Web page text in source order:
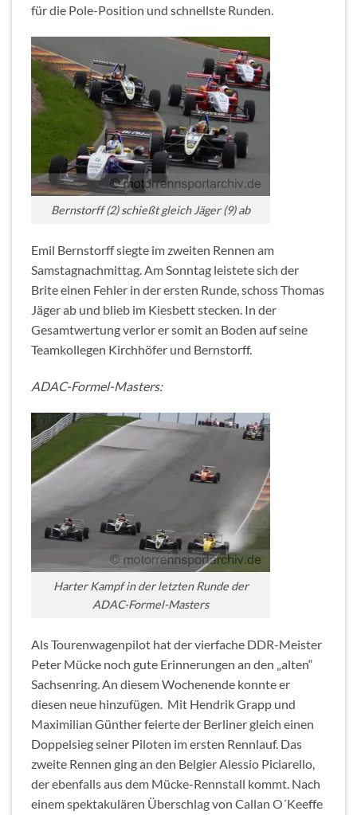
für die Pole-Position und schnellste Runden.
Bernstorff (2) schießt gleich Jäger (9) ab
Emil Bernstorff siegte im zweiten Rennen am
Samstagnachmittag. Am Sonntag leistete sich der
Brite einen Fehler in der ersten Runde, schoss Thomas
Jäger ab und blieb im Kiesbett stecken. In der
Gesamtwertung verlor er somit an Boden auf seine
Teamkollegen Kirchhöfer und Bernstorff.
ADAC-Formel-Masters:
Harter Kampf in der letzten Runde der
ADAC-Formel-Masters
Als Tourenwagenpilot hat der vierfache DDR-Meister
Peter Mücke noch gute Erinnerungen an den „alten“
Sachsenring. An diesem Wochenende konnte er
diesen neue hinzufügen. Mit Hendrik Grapp und
Maximilian Günther feierte der Berliner gleich einen
Doppelsieg seiner Piloten im ersten Rennlauf. Das
zweite Rennen ging an den Belgier Alessio Piciarello,
der ebenfalls aus dem Mücke-Rennstall kommt. Nach
einem spektakulären Überschlag von Callan O´Keeffe